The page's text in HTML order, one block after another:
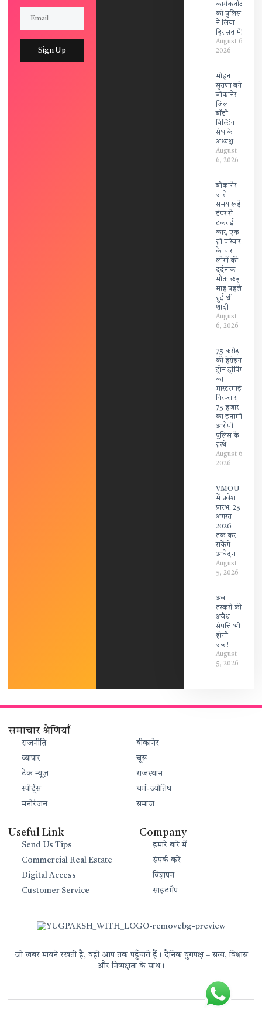
Sign Up
कार्यकर्ताओं
को पुलिस
ने लिया
हिरासत में!
August 6,
2026
मोहन
सुराणा बने
बीकानेर
जिला
बॉडी
बिल्डिंग
संघ के
अध्यक्ष
August
6, 2026
बीकानेर
जाते
समय खड़े
डंपर से
टकराई
कार, एक
ही परिवार
के चार
लोगों की
दर्दनाक
मौत; छह
माह पहले
हुई थी
शादी
August
6, 2026
75 करोड़
की हेरोइन
ड्रोन ड्रॉपिंग
का
मास्टरमाइंड
गिरफ्तार,
75 हजार
का इनामी
आरोपी
पुलिस के
हत्थे
August 6,
2026
VMOU
में प्रवेश
प्रारंभ, 25
अगस्त
2026
तक कर
सकेंगे
आवेदन
August
5, 2026
अब
तस्करों की
अवैध
संपत्ति भी
होगी
जब्त!
August
5, 2026
समाचार श्रेणियाँ
राजनीति
व्यापार
टेक न्यूज़
स्पोर्ट्स
मनोरंजन
बीकानेर
चूरू
राजस्थान
धर्म-ज्योतिष
समाज
Useful Link
Send Us Tips
Commercial Real Estate
Digital Access
Customer Service
Company
हमारे बारे में
संपर्क करें
विज्ञापन
साइटमैप
जो खबर मायने रखती है, वही आप तक पहुँचाते हैं। दैनिक युगपक्ष – सत्य, विश्वास
और निष्पक्षता के साथ।